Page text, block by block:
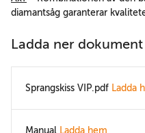
diamantsåg garanterar
Ladda ner dokument
Sprangskiss VIP.pdf Ladda
Manual Ladda hem